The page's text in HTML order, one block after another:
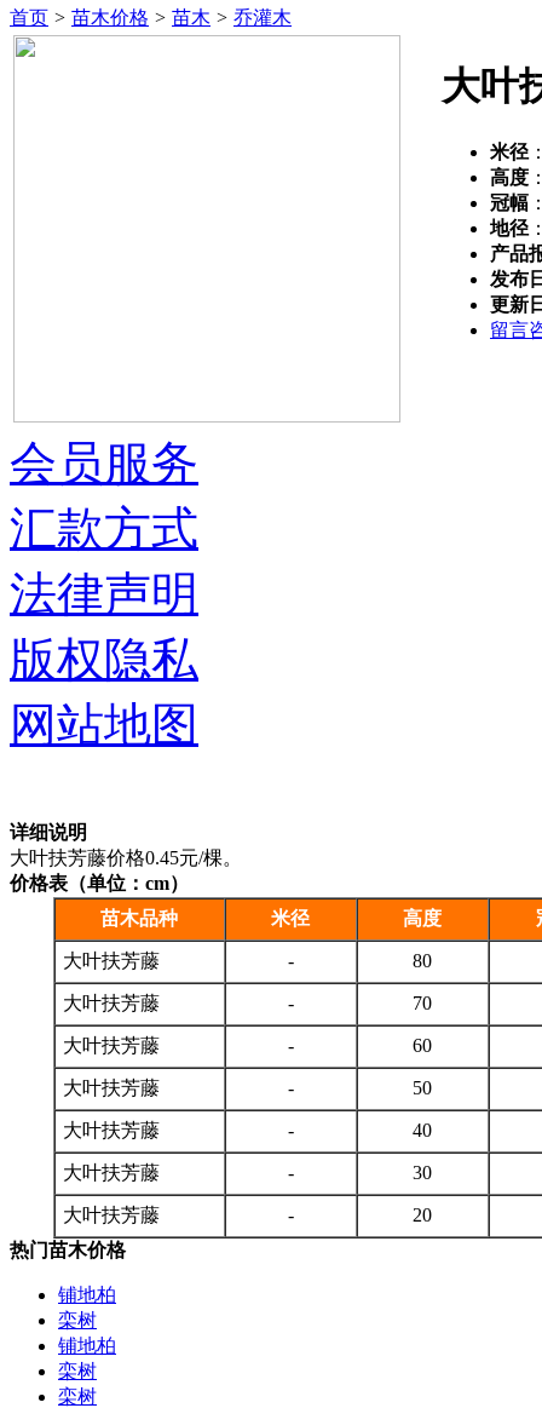
首页 > 苗木价格 > 苗木 > 乔灌木
大叶
米径
高度
冠幅
地径
产品
发布
更新
留言
详细说明
大叶扶芳藤价格0.45元/棵。
价格表（单位：cm）
苗木品种
米径 高度
大叶扶芳藤 - 80
大叶扶芳藤 - 70
大叶扶芳藤 - 60
大叶扶芳藤 - 50
大叶扶芳藤 - 40
大叶扶芳藤 - 30
大叶扶芳藤 -
20
热门苗木价格
铺地柏
栾树
铺地柏
栾树
栾树
会员服务
汇款方式
法律声明
版权隐私
网站地图